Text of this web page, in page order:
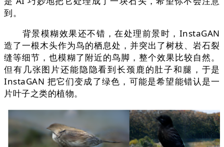
到。
背景模糊效果还不错，在处理前景时，InstaGAN
造了一根木头作为鸟的栖息处，并突出了树枝、岩石裂
缝等细节，也模糊了附近的鸟脚，整个效果比较自然。
但有几张图片还能隐隐看到长颈鹿的肚子和腿，于是
InstaGAN 把它们变成了绿色，可能是希望能错认是一
片叶子之类的植物。